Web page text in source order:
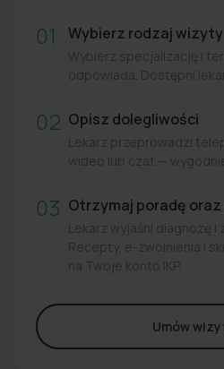
01 Wybierz rodzaj wizyty
Wybierz specjalizację i
odpowiada. Dostępni
02 Opisz dolegliwości
Lekarz przeprowadzi
wideo lub czat —
03 Otrzymaj poradę
Lekarz wyjaśni diagnozę i
Recepty, e-zwolnienia i
na Twoje konto IKP.
Umów